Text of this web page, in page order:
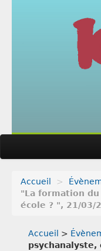
Actualités
Articles
Accueil >
"La formation
école ? ", 21/03/
Accueil >